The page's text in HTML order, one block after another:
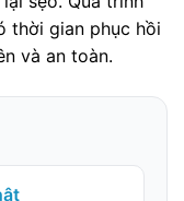
thời gian phục hồi
và an toàn.